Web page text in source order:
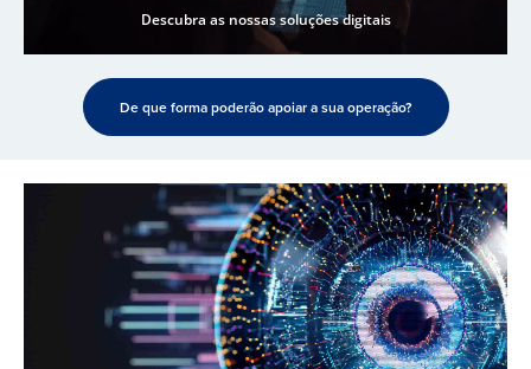
Descubra as nossas soluções digitais
De que forma poderão apoiar a sua operação?